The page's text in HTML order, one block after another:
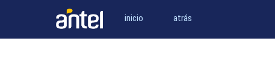
inicio atrás